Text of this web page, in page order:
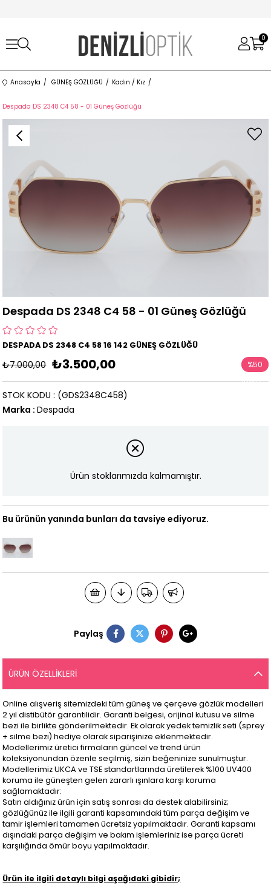
0
Anasayfa GÜNEŞ GÖZLÜĞÜ Kadın / Kız
Despada DS 2348 C4 58 - 01 Güneş Gözlüğü
Despada DS 2348 C4 58 - 01 Güneş Gözlüğü
DESPADA DS 2348 C4 58 16 142 GÜNEŞ GÖZLÜĞÜ
₺7.000,00 ₺3.500,00 %50
İndirim
(GDS2348C458)
STOK KODU
Marka : Despada
Ürün stoklarımızda kalmamıştır.
Bu ürünün yanında bunları da tavsiye ediyoruz.
Paylaş
ÜRÜN ÖZELLIKLERI
Online alışveriş sitemizdeki tüm güneş ve çerçeve gözlük modelleri
2 yıl distibütör garantilidir. Garanti belgesi, orijinal kutusu ve silme
bezi ile birlikte gönderilmektedir. Ek olarak yedek temizlik seti (sprey
+ silme bezi) hediye olarak siparişinize eklenmektedir.
Modellerimiz üretici firmaların güncel ve trend ürün
koleksiyonundan özenle seçilmiş, sizin beğeninize sunulmuştur.
Modellerimiz UKCA ve TSE standartlarında üretilerek %100 UV400
koruma ile güneşten gelen zararlı ışınlara karşı koruma
sağlamaktadır:
Satın aldığınız ürün için satış sonrası da destek alabilirsiniz;
gözlüğünüz ile ilgili garanti kapsamındaki tüm parça değişim ve
tamir işlemleri tamamen ücretsiz yapılmaktadır. Garanti kapsamı
dışındaki parça değişim ve bakım işlemleriniz ise parça ücreti
karşılığında ömür boyu yapılmaktadır.
Ürün ile ilgili detaylı bilgi aşağıdaki gibidir;